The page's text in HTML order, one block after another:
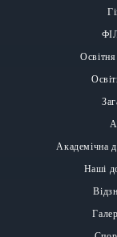
Освітня
Академічна
Наші